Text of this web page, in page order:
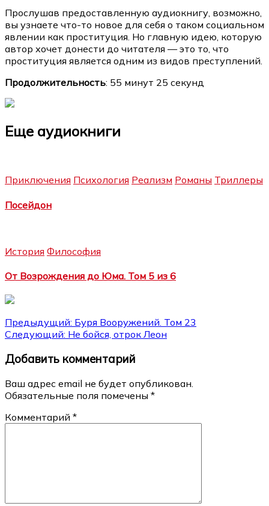
Прослушав предоставленную аудиокнигу, возможно,
вы узнаете что-то новое для себя о таком социальном
явлении как проституция. Но главную идею, которую
автор хочет донести до читателя — это то, что
проституция является одним из видов преступлений.
Продолжительность: 55 минут 25 секунд
Еще аудиокниги
Приключения Психология Реализм Романы Триллеры
Посейдон
История Философия
От Возрождения до Юма. Том 5 из 6
Навигация
по
записям
Предыдущий: Буря Вооружений. Том 23
Следующий: Не бойся, отрок Леон
Добавить комментарий
Ваш адрес email не будет опубликован.
Обязательные поля помечены *
Комментарий *